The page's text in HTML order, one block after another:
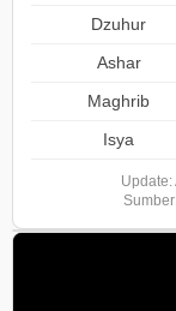
Dzuhur
Ashar
Maghrib
Isya
Update: